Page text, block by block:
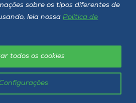
sobre os tipos diferentes de
leia nossa Política de
todos os cookies
reservados